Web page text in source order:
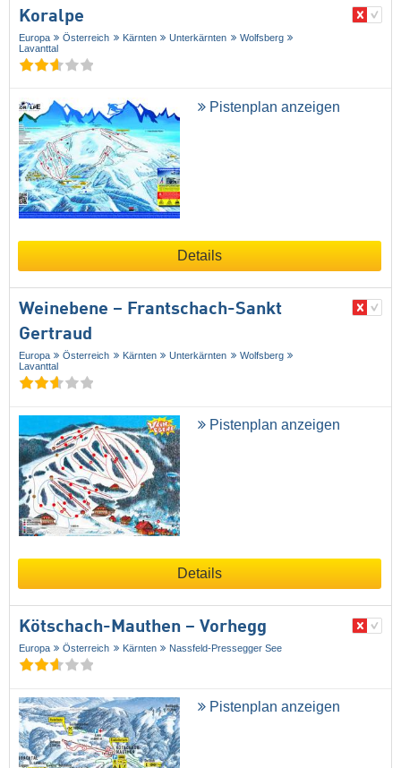
Koralpe
Europa Österreich Kärnten Unterkärnten
Wolfsberg
Lavanttal
Pistenplan anzeigen
Details
Weinebene – Frantschach-Sankt
Gertraud
Europa Österreich Kärnten Unterkärnten
Wolfsberg
Lavanttal
Pistenplan anzeigen
Details
Kötschach-Mauthen – Vorhegg
Europa Österreich Kärnten Nassfeld-Pressegger See
Pistenplan anzeigen